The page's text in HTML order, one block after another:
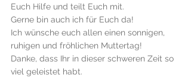
Euch Hilfe und teilt Euch mit.
Gerne bin auch ich für Euch da!
Ich wünsche euch allen einen sonnigen,
ruhigen und fröhlichen Muttertag!
Danke, dass Ihr in dieser schweren Zeit so
viel geleistet habt.